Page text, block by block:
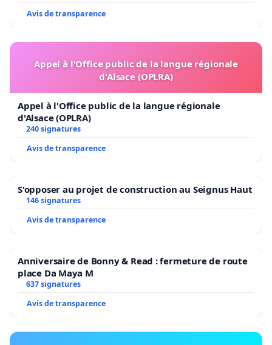
Avis de transparence
Appel à l'Office public de la langue régionale
d'Alsace (OPLRA)
Appel à l'Office public de la langue régionale
d'Alsace (OPLRA)
240 signatures
Avis de transparence
S'opposer au projet de construction au Seignus Haut
146 signatures
Avis de transparence
Anniversaire de Bonny & Read : fermeture de route
place Da Maya M
637 signatures
Avis de transparence